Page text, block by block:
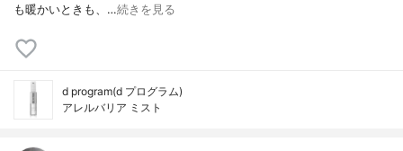
も暖かいときも、…続きを見る
d program(d プログラム)
アレルバリア ミスト